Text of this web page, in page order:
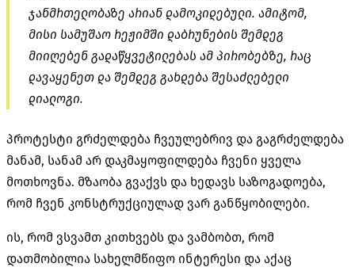
ჯანმრთელობაზე არიან დამოკიდებული. ამიტომ,
მისი სამუშაო რეჟიმში დაბრუნების შემდეგ
მიიღებენ გადაწყვეტილებას ამ პირობებზე, რაც
დავაყენეთ და შემდეგ გახდება შესაძლებელი
დიალოგი.
პროტესტი გრძელდება ჩვეულებრივ და გაგრძელდება
მანამ, სანამ არ დაკმაყოფილდება ჩვენი ყველა
მოთხოვნა. მზაობა გვაქვს და ხედავს საზოგადოება,
რომ ჩვენ კონსტრუქციულად ვარ განწყობილები.
ის, რომ ვსვამთ კითხვებს და ვამბობთ, რომ
დათმობილია სახელმწიფო ინტერესი და აქაც